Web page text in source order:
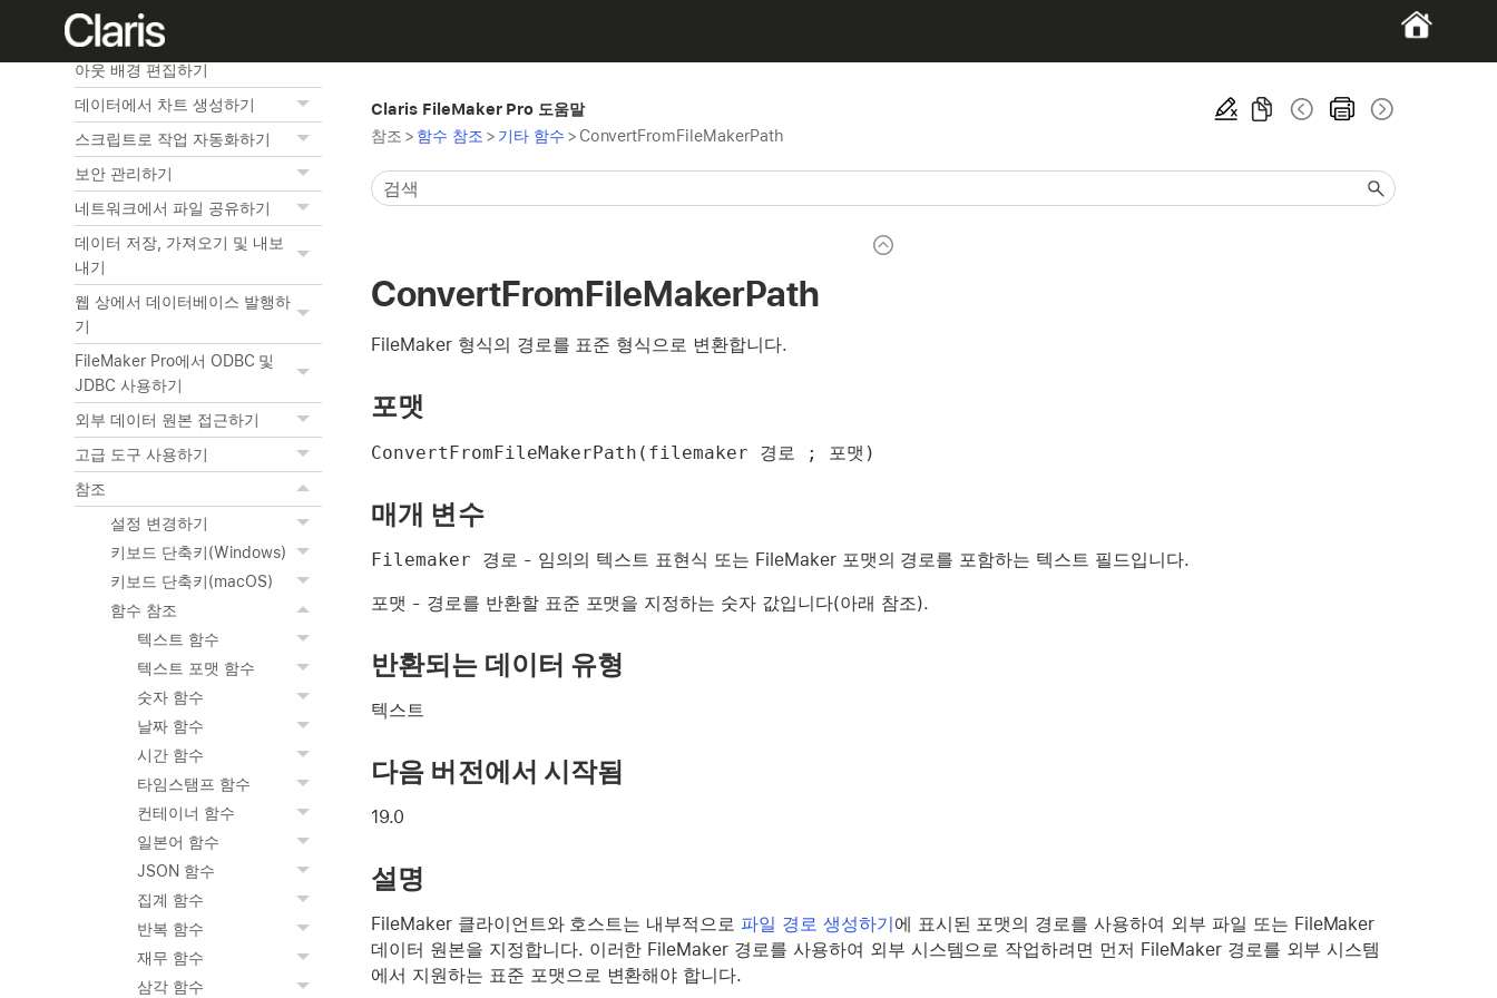
리하기
대상체, 레이아웃 부분 및 레이
아웃 배경 편집하기
데이터에서 차트 생성하기
스크립트로 작업 자동화하기
보안 관리하기
네트워크에서 파일 공유하기
데이터 저장, 가져오기 및 내보
내기
웹 상에서 데이터베이스 발행하
기
FileMaker Pro에서 ODBC 및
JDBC 사용하기
외부 데이터 원본 접근하기
고급 도구 사용하기
참조
설정 변경하기
키보드 단축키(Windows)
키보드 단축키(macOS)
함수 참조
텍스트 함수
텍스트 포맷 함수
숫자 함수
날짜 함수
시간 함수
타임스탬프 함수
컨테이너 함수
일본어 함수
JSON 함수
집계 함수
반복 함수
재무 함수
삼각 함수
Claris FileMaker Pro 도움말
참조 > 함수 참조 > 기타 함수 > ConvertFromFileMakerPath
ConvertFromFileMakerPath
FileMaker 형식의 경로를 표준 형식으로 변환합니다.
포맷
ConvertFromFileMakerPath(filemaker 경로 ; 포맷)
매개 변수
Filemaker 경로 - 임의의 텍스트 표현식 또는 FileMaker 포맷의 경로를 포함하는 텍스트 필드입니다.
포맷 - 경로를 반환할 표준 포맷을 지정하는 숫자 값입니다(아래 참조).
반환되는 데이터 유형
텍스트
다음 버전에서 시작됨
19.0
설명
FileMaker 클라이언트와 호스트는 내부적으로 파일 경로 생성하기에 표시된 포맷의 경로를 사용하여 외부 파일 또는 FileMaker
데이터 원본을 지정합니다. 이러한 FileMaker 경로를 사용하여 외부 시스템으로 작업하려면 먼저 FileMaker 경로를 외부 시스템
에서 지원하는 표준 포맷으로 변환해야 합니다.